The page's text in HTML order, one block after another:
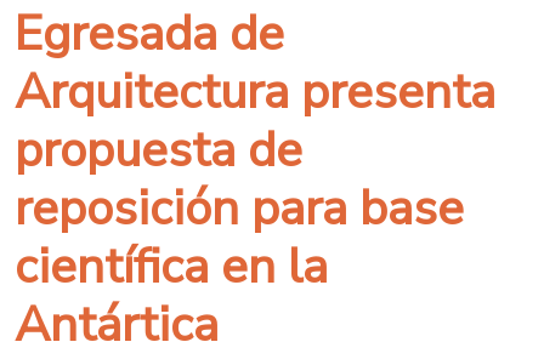
Egresada de
Arquitectura presenta
propuesta de
reposición para base
científica en la
Antártica